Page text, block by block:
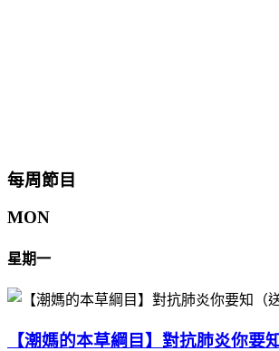
每周節目
MON
星期一
【潮媽的本草綱目】對抗肺炎你要